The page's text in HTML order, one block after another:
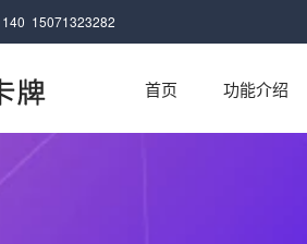
15071323282
首页 功能介绍